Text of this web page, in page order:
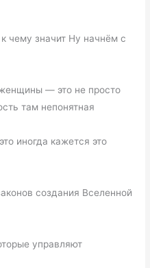
чему значит Ну начнём с
— это не просто
там непонятная
иногда кажется это
создания Вселенной
управляют